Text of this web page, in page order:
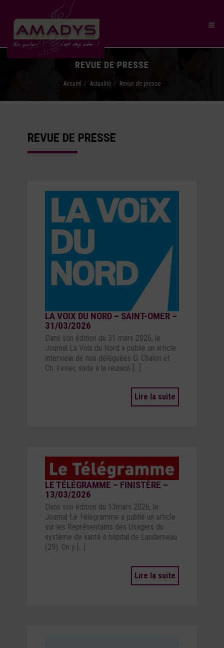
REVUE DE PRESSE
Accueil Actualité Revue de presse
REVUE DE PRESSE
LA VOIX DU NORD – SAINT-OMER –
31/03/2026
Dans son édition du 31 mars 2026, le
Journal La Voix du Nord a publié un article
interview de nos déléguées D. Chalon et
Ch. Favier, suite à la réunion […]
Lire la suite
LE TÉLÉGRAMME – FINISTÈRE –
13/03/2026
Dans son édition du 13mars 2026, le
Journal Le Télégramme a publié un article
sur les Représentants des Usagers du
système de santé à hôpital de Landerneau
(29). On y […]
Lire la suite